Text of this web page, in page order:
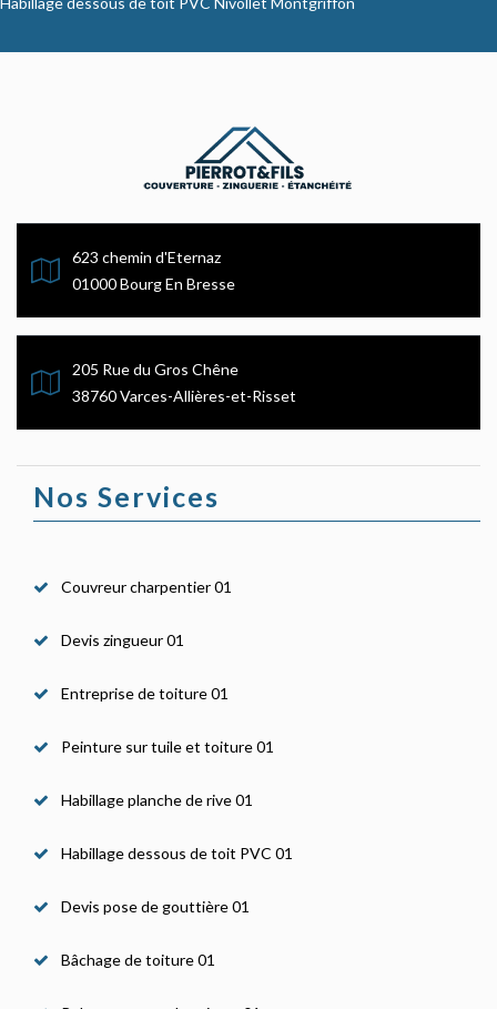
623 chemin d'Eternaz
01000 Bourg En Bresse
205 Rue du Gros Chêne
38760 Varces-Allières-et-Risset
Nos Services
Couvreur charpentier 01
Devis zingueur 01
Entreprise de toiture 01
Peinture sur tuile et toiture 01
Habillage planche de rive 01
Habillage dessous de toit PVC 01
Devis pose de gouttière 01
Bâchage de toiture 01